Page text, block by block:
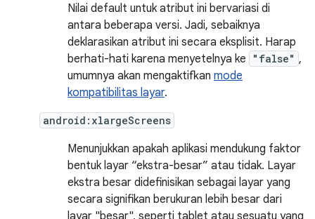
Nilai default untuk atribut ini bervariasi di
antara beberapa versi. Jadi, sebaiknya
deklarasikan atribut ini secara eksplisit. Harap
berhati-hati karena menyetelnya ke
"false" ,
umumnya akan mengaktifkan mode
kompatibilitas layar.
android:xlargeScreens
Menunjukkan apakah aplikasi mendukung faktor
bentuk layar “ekstra-besar” atau tidak. Layar
ekstra besar didefinisikan sebagai layar yang
secara signifikan berukuran lebih besar dari
layar "besar", seperti tablet atau sesuatu yang